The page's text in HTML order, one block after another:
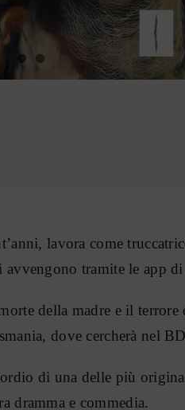
lavora come
tramite le app
della madre e il
dove cercherà nel
di una delle più
dramma e commedia.